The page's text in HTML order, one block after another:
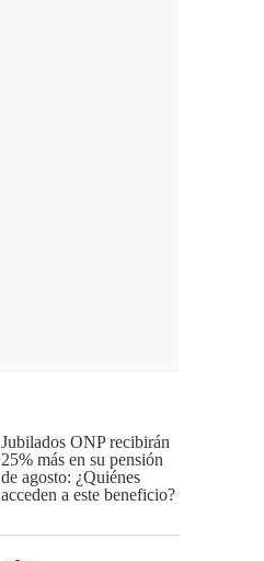
Jubilados ONP recibirán
25% más en su pensión
de agosto: ¿Quiénes
acceden a este beneficio?